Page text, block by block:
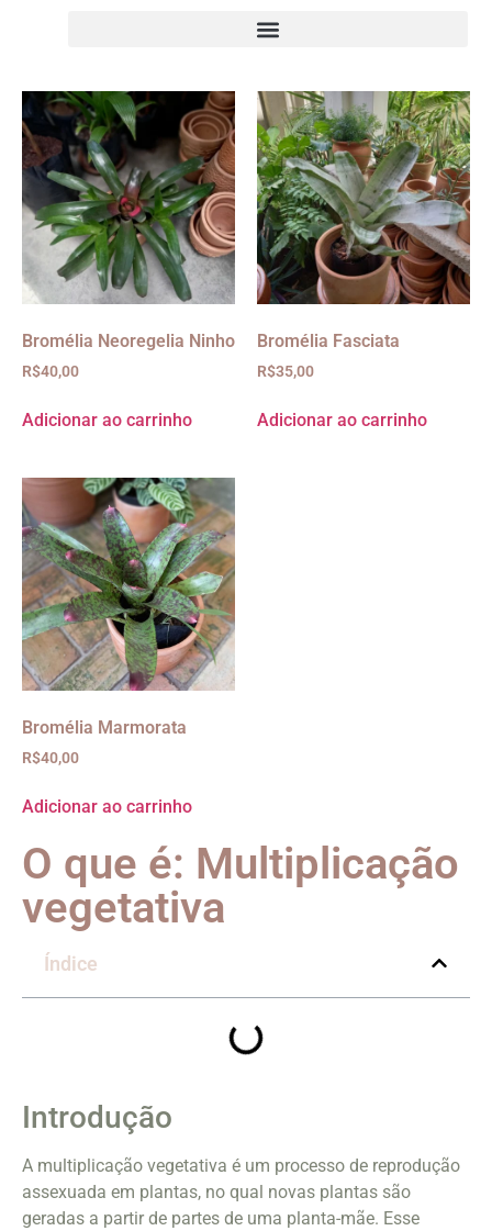
Bromélia Neoregelia Ninho
R$40,00
Adicionar ao carrinho
Bromélia Fasciata
R$35,00
Adicionar ao carrinho
Bromélia Marmorata
R$40,00
Adicionar ao carrinho
O que é: Multiplicação
vegetativa
Índice
Introdução
A multiplicação vegetativa é um processo de reprodução
assexuada em plantas, no qual novas plantas são
geradas a partir de partes de uma planta-mãe. Esse